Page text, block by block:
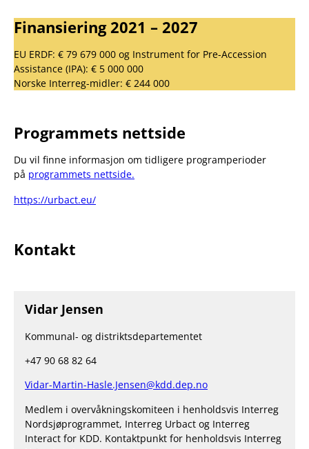
Finansiering 2021 – 2027
EU ERDF: € 79 679 000 og Instrument for Pre-Accession
Assistance (IPA): € 5 000 000
Norske Interreg-midler: € 244 000
Programmets nettside
Du vil finne informasjon om tidligere programperioder
på programmets nettside.
https://urbact.eu/
Kontakt
Vidar Jensen
Kommunal- og distriktsdepartementet
+47 90 68 82 64
Vidar-Martin-Hasle.Jensen@kdd.dep.no
Medlem i overvåkningskomiteen i henholdsvis Interreg
Nordsjøprogrammet, Interreg Urbact og Interreg
Interact for KDD. Kontaktpunkt for henholdsvis Interreg